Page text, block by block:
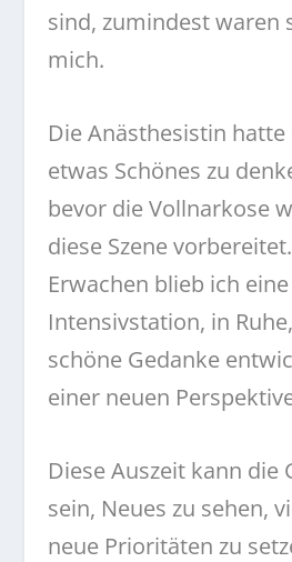
sind, zumindest waren
mich.
Die Anästhesistin
etwas Schönes zu
bevor die Vollnarkose
diese Szene
Erwachen blieb ich
Intensivstation, in
schöne Gedanke
einer neuen
Diese Auszeit kann die
sein, Neues zu sehen,
neue Prioritäten zu